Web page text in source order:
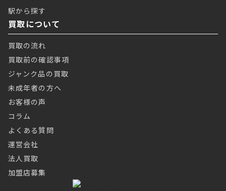
駅から探す
買取について
買取の流れ
買取前の確認事項
ジャンク品の買取
未成年者の方へ
お客様の声
コラム
よくある質問
運営会社
法人買取
加盟店募集